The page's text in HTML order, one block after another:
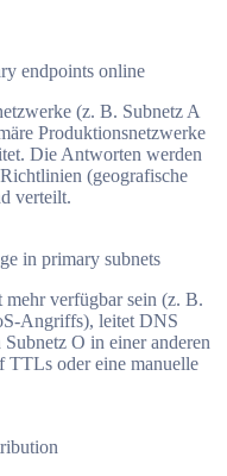
endpoints online
(z. B. Subnetz A
Produktionsnetzwerke
Die Antworten werden
(geografische
verteilt.
in primary subnets
verfügbar sein (z. B.
Angriffs), leitet DNS
O in einer anderen
TTLs oder eine manuelle